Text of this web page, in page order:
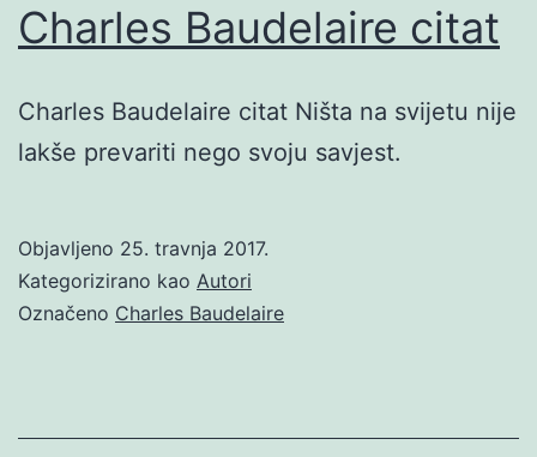
Charles Baudelaire citat
Charles Baudelaire citat Ništa na svijetu nije
lakše prevariti nego svoju savjest.
Objavljeno 25. travnja 2017.
Kategorizirano kao Autori
Označeno Charles Baudelaire